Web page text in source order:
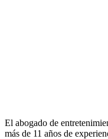
El abogado de
más de 11 años de